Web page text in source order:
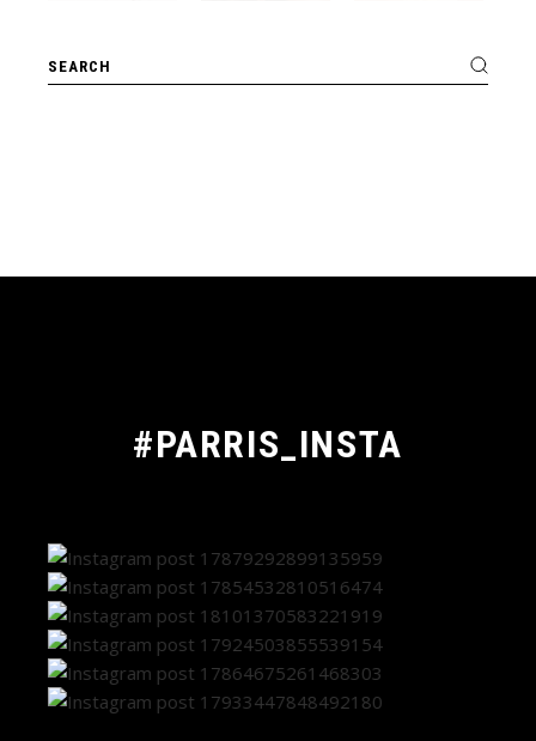
#PARRIS_INSTA